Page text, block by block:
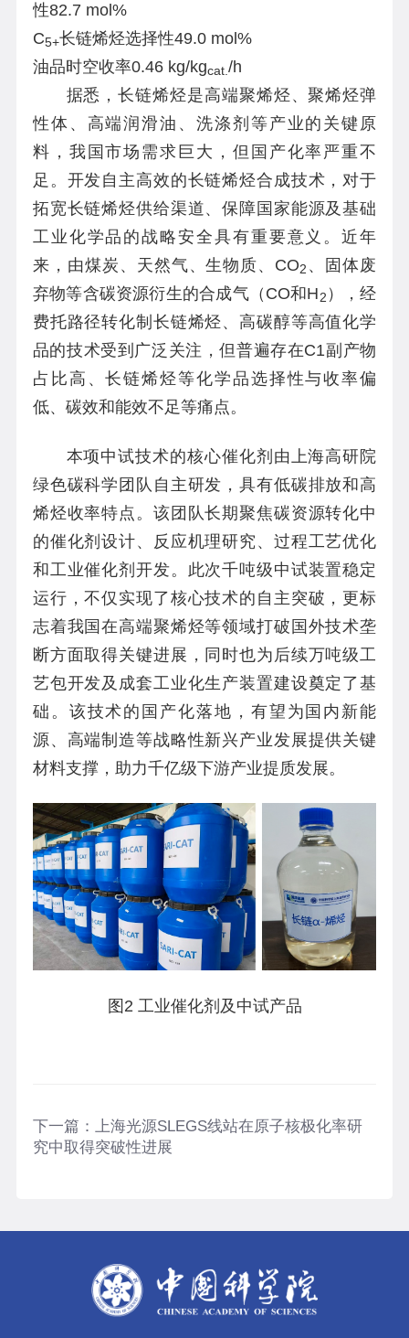
性82.7 mol%
C5+长链烯烃选择性49.0 mol%
油品时空收率0.46 kg/kgcat./h
据悉，长链烯烃是高端聚烯烃、聚烯烃弹
性体、高端润滑油、洗涤剂等产业的关键原
料，我国市场需求巨大，但国产化率严重不
足。开发自主高效的长链烯烃合成技术，对于
拓宽长链烯烃供给渠道、保障国家能源及基础
工业化学品的战略安全具有重要意义。近年
来，由煤炭、天然气、生物质、CO2 、固体废
弃物等含碳资源衍生的合成气（CO和H2 ），经
费托路径转化制长链烯烃、高碳醇等高值化学
品的技术受到广泛关注，但普遍存在C1副产物
占比高、长链烯烃等化学品选择性与收率偏
低、碳效和能效不足等痛点。
本项中试技术的核心催化剂由上海高研院
绿色碳科学团队自主研发，具有低碳排放和高
烯烃收率特点。该团队长期聚焦碳资源转化中
的催化剂设计、反应机理研究、过程工艺优化
和工业催化剂开发。此次千吨级中试装置稳定
运行，不仅实现了核心技术的自主突破，更标
志着我国在高端聚烯烃等领域打破国外技术垄
断方面取得关键进展，同时也为后续万吨级工
艺包开发及成套工业化生产装置建设奠定了基
础。该技术的国产化落地，有望为国内新能
源、高端制造等战略性新兴产业发展提供关键
材料支撑，助力千亿级下游产业提质发展。
图2 工业催化剂及中试产品
下一篇：
上海光源SLEGS线站在原子核极化率研
究中取得突破性进展